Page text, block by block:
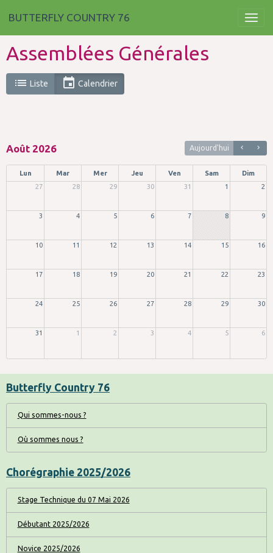
BUTTERFLY COUNTRY 76
Assemblées Générales
Liste Calendrier
Août 2026 Aujourd'hui
Lun Mar Mer Jeu Ven Sam
Dim
27
28 29 30 31 1 2
3 4 5 6 7 8 9
10 11 12 13 14 15 16
17 18 19 20 21 22 23
24 25 26 27 28 29 30
31 1 2 3 4 5 6
Butterfly Country 76
Qui sommes-nous ?
Où sommes nous ?
Chorégraphie 2025/2026
Stage Technique du 07 Mai 2026
Débutant 2025/2026
Novice 2025/2026